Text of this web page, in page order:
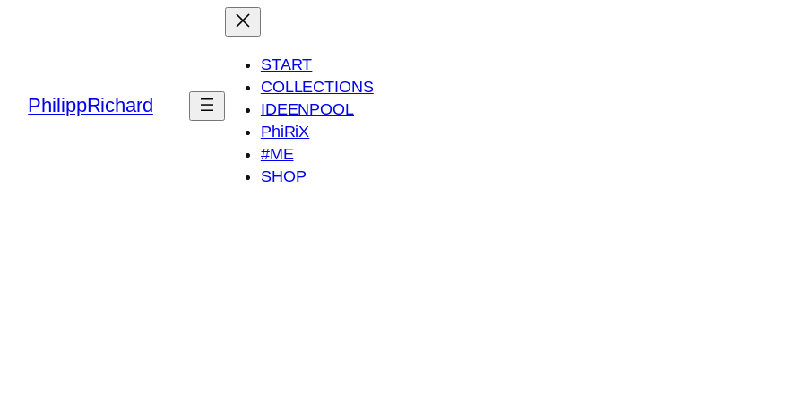
PhilippRichard
START
COLLECTIONS
IDEENPOOL
PhiRiX
#ME
SHOP